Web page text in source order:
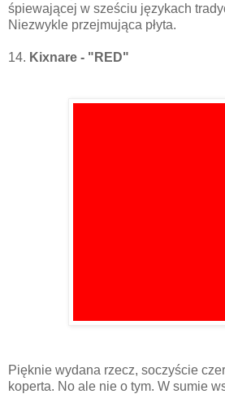
śpiewającej w sześciu językach
Niezwykle przejmująca płyta.
14. Kixnare - "RED"
Pięknie wydana rzecz, soczyście
koperta. No ale nie o tym. W sumie